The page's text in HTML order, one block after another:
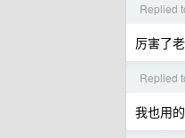
Replied
厉害了
Replied
我也用